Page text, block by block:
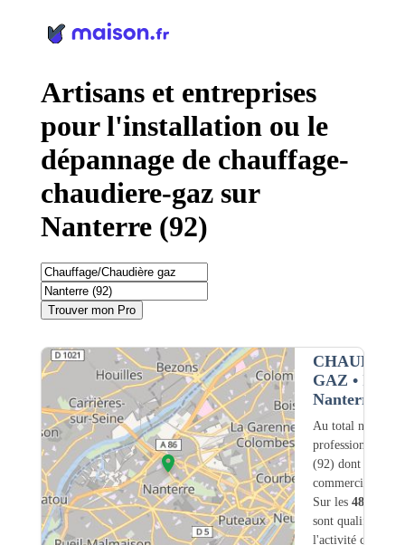
Artisans et entreprises
pour l'installation ou le
dépannage de chauffage-
chaudiere-gaz sur
Nanterre (92)
Trouver mon Pro
GAZ •
Nanterre
Au total nous
professionnels
(92) dont
commerciale
Sur les 488
sont qualifiés
l'activité